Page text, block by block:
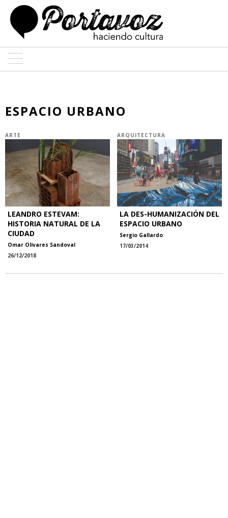
ARQUITECTURA
ENTREVISTAS
COLABORADORES
ESPACIO URBANO
ARTE
LEANDRO ESTEVAM:
HISTORIA NATURAL DE LA
CIUDAD
Omar Olivares Sandoval
26/12/2018
ARQUITECTURA
LA DES-HUMANIZACIÓN DEL
ESPACIO URBANO
Sergio Gallardo
17/03/2014